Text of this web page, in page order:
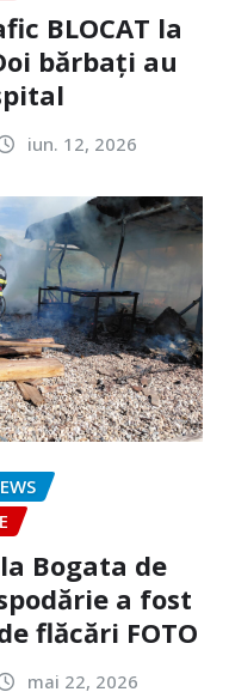
BLOCAT la
bărbați au
iun. 12, 2026
Bogata de
a fost
flăcări FOTO
mai 22, 2026